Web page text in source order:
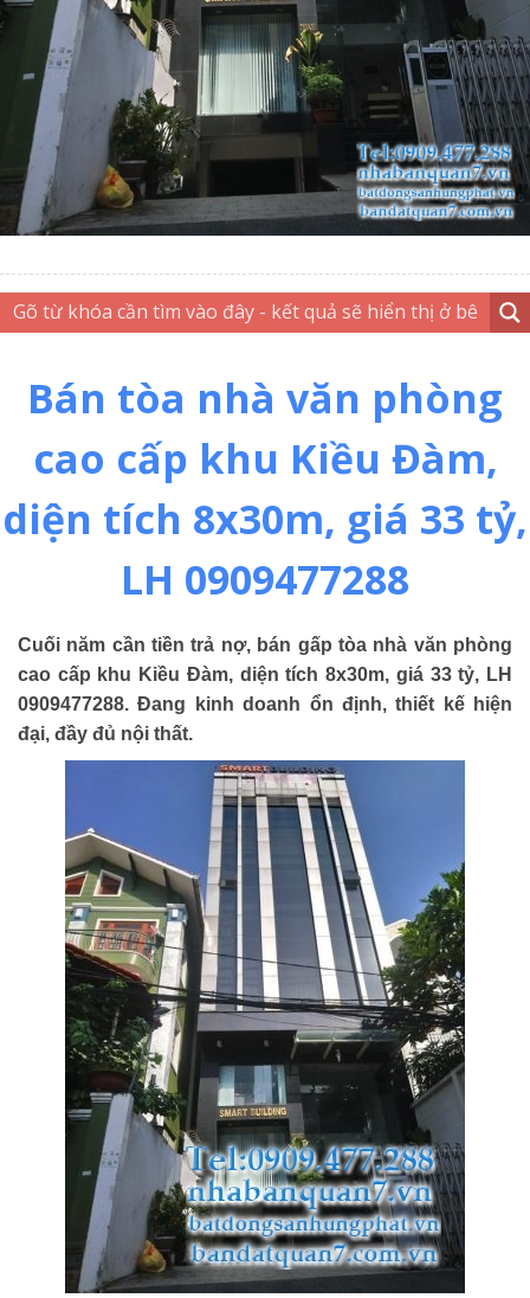
Bán tòa nhà văn phòng
cao cấp khu Kiều Đàm,
diện tích 8x30m, giá 33 tỷ,
LH 0909477288
Cuối năm cần tiền trả nợ, bán gấp tòa nhà văn phòng
cao cấp khu Kiều Đàm, diện tích 8x30m, giá 33 tỷ, LH
0909477288. Đang kinh doanh ổn định, thiết kế hiện
đại, đầy đủ nội thất.